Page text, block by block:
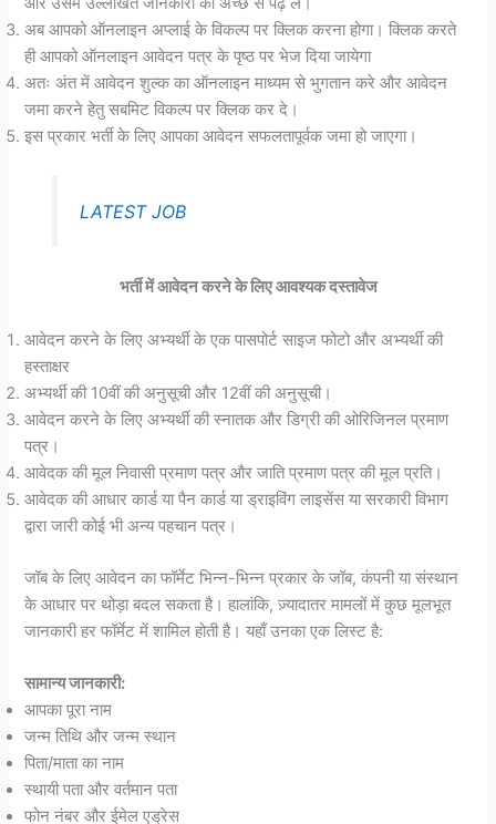
अब आपको ऑनलाइन अप्लाई के विकल्प पर क्लिक करना होगा। क्लिक करते
ही आपको ऑनलाइन आवेदन पत्र के पृष्ठ पर भेज दिया जायेगा
अतः अंत में आवेदन शुल्क का ऑनलाइन माध्यम से भुगतान करे और आवेदन
जमा करने हेतु सबमिट विकल्प पर क्लिक कर दे।
इस प्रकार भर्ती के लिए आपका आवेदन सफलतापूर्वक जमा हो जाएगा।
LATEST JOB
भर्ती में आवेदन करने के लिए आवश्यक दस्तावेज
आवेदन करने के लिए अभ्यर्थी के एक पासपोर्ट साइज फोटो और अभ्यर्थी की
हस्ताक्षर
अभ्यर्थी की 10वीं की अनुसूची और 12वीं की अनुसूची।
आवेदन करने के लिए अभ्यर्थी की स्नातक और डिग्री की ओरिजिनल प्रमाण
पत्र।
आवेदक की मूल निवासी प्रमाण पत्र और जाति प्रमाण पत्र की मूल प्रति।
आवेदक की आधार कार्ड या पैन कार्ड या ड्राइविंग लाइसेंस या सरकारी विभाग
द्वारा जारी कोई भी अन्य पहचान पत्र।
जॉब के लिए आवेदन का फॉर्मेट भिन्न-भिन्न प्रकार के जॉब, कंपनी या संस्थान
के आधार पर थोड़ा बदल सकता है। हालांकि, ज़्यादातर मामलों में कुछ मूलभूत
जानकारी हर फॉर्मेट में शामिल होती है। यहाँ उनका एक लिस्ट है:
सामान्य जानकारी:
आपका पूरा नाम
जन्म तिथि और जन्म स्थान
पिता/माता का नाम
स्थायी पता और वर्तमान पता
फोन नंबर और ईमेल एड्रेस